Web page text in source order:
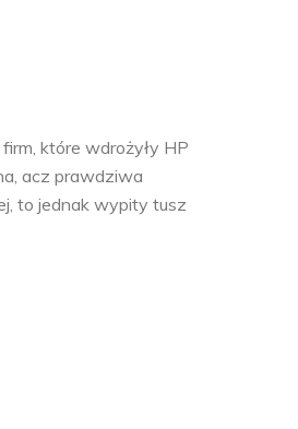
które wdrożyły HP
acz prawdziwa
to jednak wypity tusz